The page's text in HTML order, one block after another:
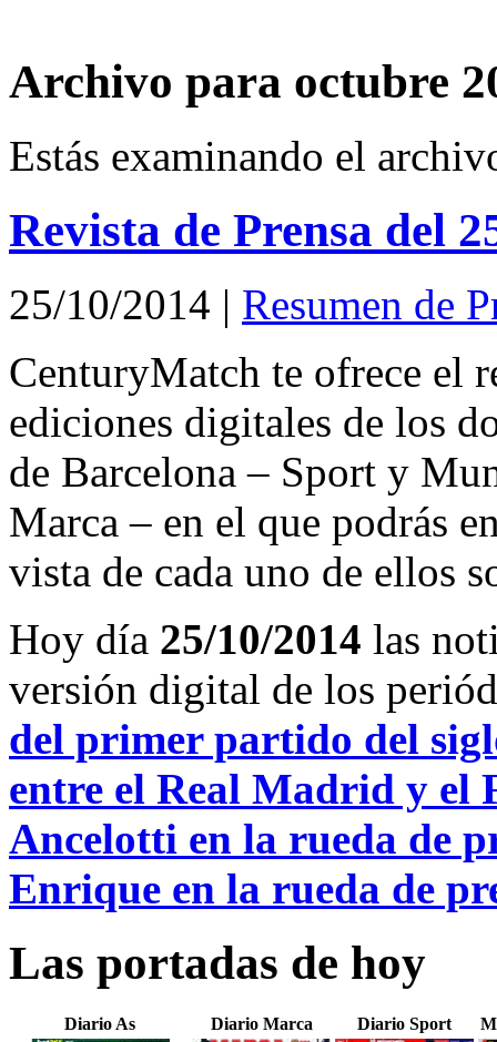
Archivo para octubre
Estás examinando el
Revista de Prensa del
25/10/2014 | Resumen de
CenturyMatch te ofrece el
ediciones digitales de los
de Barcelona – Sport y
Marca – en el que podrás
vista de cada uno de ellos
Hoy día 25/10/2014 las
versión digital de los
del primer partido del
entre el Real Madrid y el
Ancelotti en la rueda de
Enrique en la rueda de
Las portadas de hoy
Diario As Diario Marca Diario Sport